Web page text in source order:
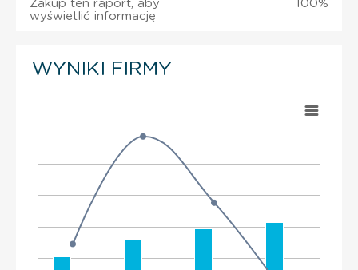
Zakup ten raport, aby
wyświetlić informację
100%
WYNIKI FIRMY